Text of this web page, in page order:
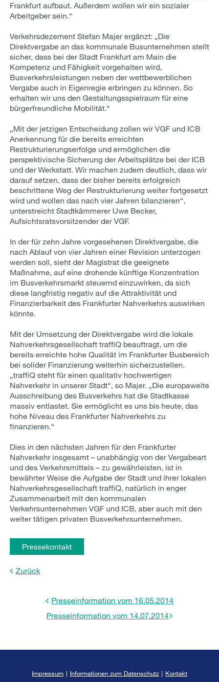
Frankfurt aufbaut. Außerdem wollen wir ein sozialer
Arbeitgeber sein.“
Verkehrsdezernent Stefan Majer ergänzt: „Die
Direktvergabe an das kommunale Busunternehmen stellt
sicher, dass bei der Stadt Frankfurt am Main die
Kompetenz und Fähigkeit vorgehalten wird,
Busverkehrsleistungen neben der wettbewerblichen
Vergabe auch in Eigenregie erbringen zu können. So
erhalten wir uns den Gestaltungsspielraum für eine
bürgerfreundliche Mobilität.“
„Mit der jetzigen Entscheidung zollen wir VGF und ICB
Anerkennung für die bereits erreichten
Restrukturierungserfolge und ermöglichen die
perspektivische Sicherung der Arbeitsplätze bei der ICB
und der Werkstatt. Wir machen zudem deutlich, dass wir
darauf setzen, dass der bisher bereits erfolgreich
beschrittene Weg der Restrukturierung weiter fortgesetzt
wird und wollen das nach vier Jahren bilanzieren“,
unterstreicht Stadtkämmerer Uwe Becker,
Aufsichtsratsvorsitzender der VGF.
In der für zehn Jahre vorgesehenen Direktvergabe, die
nach Ablauf von vier Jahren einer Revision unterzogen
werden soll, sieht der Magistrat die geeignete
Maßnahme, auf eine drohende künftige Konzentration
im Busverkehrsmarkt steuernd einzuwirken, da sich
diese langfristig negativ auf die Attraktivität und
Finanzierbarkeit des Frankfurter Nahverkehrs auswirken
könnte.
Mit der Umsetzung der Direktvergabe wird die lokale
Nahverkehrsgesellschaft traffiQ beauftragt, um die
bereits erreichte hohe Qualität im Frankfurter Busbereich
bei solider Finanzierung weiterhin sicherzustellen.
„traffiQ steht für einen qualitativ hochwertigen
Nahverkehr in unserer Stadt“, so Majer. „Die europaweite
Ausschreibung des Busverkehrs hat die Stadtkasse
massiv entlastet. Sie ermöglicht es uns bis heute, das
hohe Niveau des Frankfurter Nahverkehrs zu
finanzieren.“
Dies in den nächsten Jahren für den Frankfurter
Nahverkehr insgesamt – unabhängig von der Vergabeart
und des Verkehrsmittels – zu gewährleisten, ist in
bewährter Weise die Aufgabe der Stadt und ihrer lokalen
Nahverkehrsgesellschaft traffiQ, natürlich in enger
Zusammenarbeit mit den kommunalen
Verkehrsunternehmen VGF und ICB, aber auch mit den
weiter tätigen privaten Busverkehrsunternehmen.
Pressekontakt
Zurück
Presseinformation vom 16.05.2014
Presseinformation vom 14.07.2014
Impressum | Informationen zum Datenschutz | Kontakt